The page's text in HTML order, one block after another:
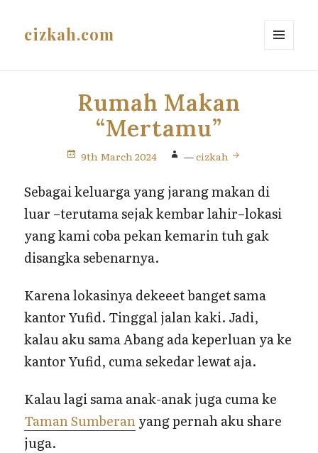
cizkah.com
Rumah Makan
“Mertamu”
9th March 2024 —cizkah
Sebagai keluarga yang jarang makan di
luar –terutama sejak kembar lahir–lokasi
yang kami coba pekan kemarin tuh gak
disangka sebenarnya.
Karena lokasinya dekeeet banget sama
kantor Yufid. Tinggal jalan kaki. Jadi,
kalau aku sama Abang ada keperluan ya ke
kantor Yufid, cuma sekedar lewat aja.
Kalau lagi sama anak-anak juga cuma ke
Taman Sumberanyang pernah aku share
juga.